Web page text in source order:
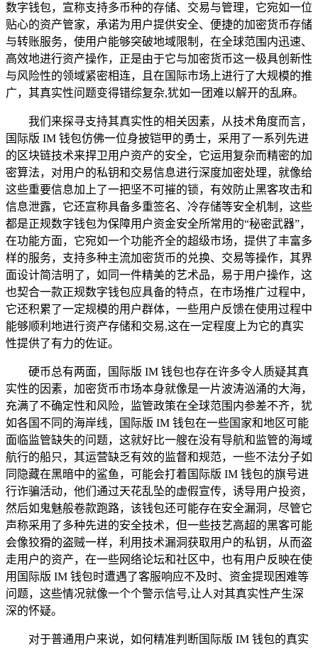
数字钱包，宣称支持多币种的存储、交易与管理，它宛如一位
贴心的资产管家，承诺为用户提供安全、便捷的加密货币存储
与转账服务，使用户能够突破地域限制，在全球范围内迅速、
高效地进行资产操作，正是由于它与加密货币这一极具创新性
与风险性的领域紧密相连，且在国际市场上进行了大规模的推
广，其真实性问题变得错综复杂,犹如一团难以解开的乱麻。
我们来探寻支持其真实性的相关因素，从技术角度而言，
国际版 IM 钱包仿佛一位身披铠甲的勇士，采用了一系列先进
的区块链技术来捍卫用户资产的安全，它运用复杂而精密的加
密算法，对用户的私钥和交易信息进行深度加密处理，就像给
这些重要信息加上了一把坚不可摧的锁，有效防止黑客攻击和
信息泄露，它还宣称具备多重签名、冷存储等安全机制，这些
都是正规数字钱包为保障用户资金安全所常用的“秘密武器”，
在功能方面，它宛如一个功能齐全的超级市场，提供了丰富多
样的服务，支持多种主流加密货币的兑换、交易等操作，其界
面设计简洁明了，如同一件精美的艺术品，易于用户操作，这
也契合一款正规数字钱包应具备的特点，在市场推广过程中，
它还积累了一定规模的用户群体，一些用户反馈在使用过程中
能够顺利地进行资产存储和交易,这在一定程度上为它的真实
性提供了有力的佐证。
硬币总有两面，国际版 IM 钱包也存在许多令人质疑其真
实性的因素，加密货币市场本身就像是一片波涛汹涌的大海，
充满了不确定性和风险，监管政策在全球范围内参差不齐，犹
如各国不同的海岸线，国际版 IM 钱包在一些国家和地区可能
面临监管缺失的问题，这就好比一艘在没有导航和监管的海域
航行的船只，其运营缺乏有效的监督和规范，一些不法分子如
同隐藏在黑暗中的鲨鱼，可能会打着国际版 IM 钱包的旗号进
行诈骗活动，他们通过天花乱坠的虚假宣传，诱导用户投资，
然后如鬼魅般卷款跑路，该钱包还可能存在安全漏洞，尽管它
声称采用了多种先进的安全技术，但一些技艺高超的黑客可能
会像狡猾的盗贼一样，利用技术漏洞获取用户的私钥，从而盗
走用户的资产，在一些网络论坛和社区中，也有用户反映在使
用国际版 IM 钱包时遭遇了客服响应不及时、资金提现困难等
问题，这些情况就像一个个警示信号,让人对其真实性产生深
深的怀疑。
对于普通用户来说，如何精准判断国际版 IM 钱包的真实